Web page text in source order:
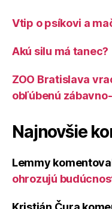
Vtip o psíkovi a
Akú silu má tanec?
ZOO Bratislava
obľúbenú
Najnovšie
Lemmy
ohrozujú